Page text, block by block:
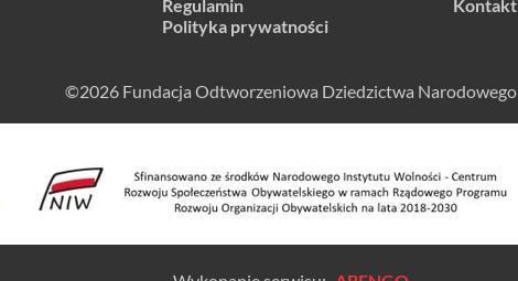
Regulamin
Polityka prywatności
Kontakt
©2026 Fundacja Odtworzeniowa Dziedzictwa Narodowego